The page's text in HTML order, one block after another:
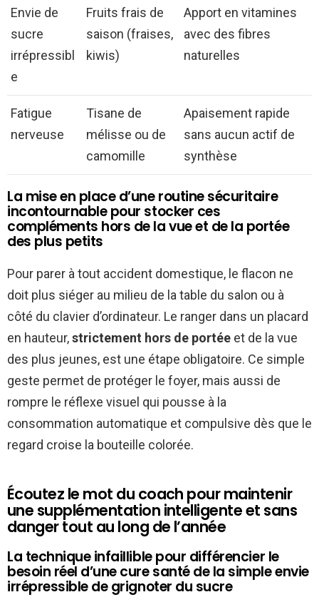
Envie de
sucre
irrépressibl
e
Fruits frais de
saison (fraises,
kiwis)
Apport en vitamines
avec des fibres
naturelles
Fatigue
nerveuse
Tisane de
mélisse ou de
camomille
Apaisement rapide
sans aucun actif de
synthèse
La mise en place d’une routine sécuritaire
incontournable pour stocker ces
compléments hors de la vue et de la portée
des plus petits
Pour parer à tout accident domestique, le flacon ne
doit plus siéger au milieu de la table du salon ou à
côté du clavier d’ordinateur. Le ranger dans un placard
en hauteur,strictement hors de portée et de la vue
des plus jeunes, est une étape obligatoire. Ce simple
geste permet de protéger le foyer, mais aussi de
rompre le réflexe visuel qui pousse à la
consommation automatique et compulsive dès que le
regard croise la bouteille colorée.
Écoutez le mot du coach pour maintenir
une supplémentation intelligente et sans
danger tout au long de l’année
La technique infaillible pour différencier le
besoin réel d’une cure santé de la simple envie
irrépressible de grignoter du sucre